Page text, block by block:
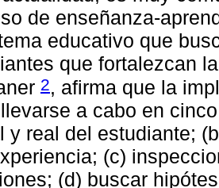
de enseñanza-
educativo que
que fortalezcan
2, afirma que la
a cabo en
y real del estudiante;
(c)
(d) buscar